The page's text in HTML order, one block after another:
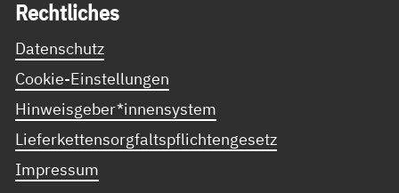
Recht­li­ches
Datenschutz
Cookie-Einstellungen
Hinweisgeber*innensystem
Lieferkettensorgfaltspflichtengesetz
Impressum